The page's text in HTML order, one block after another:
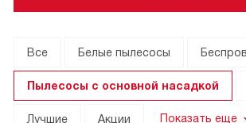
Все Белые пылесосы
Пылесосы с основной насадкой
Лучшие Акции Показать еще